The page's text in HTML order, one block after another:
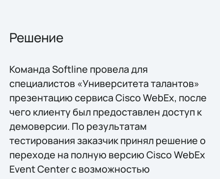
Решение
Команда Softline провела для
специалистов «Университета талантов»
презентацию сервиса Cisco WebEx, после
чего клиенту был предоставлен доступ к
демоверсии. По результатам
тестирования заказчик принял решение о
переходе на полную версию Cisco WebEx
Event Center с возможностью